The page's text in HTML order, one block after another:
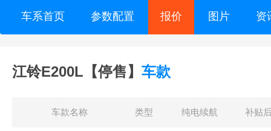
车系首页 参数配置 报价 图片 资
江铃E200L【停售】 车款
车款名称 类型 纯电续航 补贴